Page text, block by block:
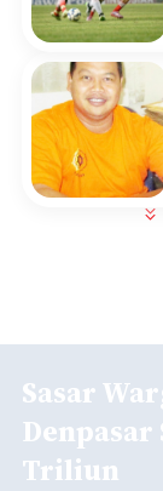
Sasar
Denpasar
Triliun